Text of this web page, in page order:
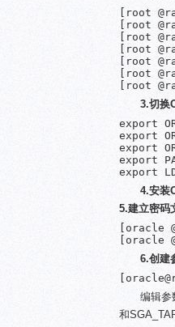
[root
[root
[root
[root
[root
[root
[root
3.切换
export
export
export
export
export
4.安装
5.建立密码
[oracle
[oracle
6.创建
编辑参
和